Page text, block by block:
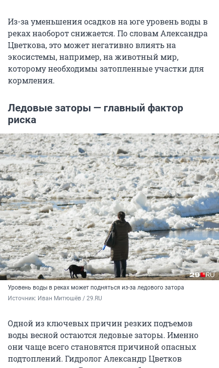
Из-за уменьшения осадков на юге уровень воды в
реках наоборот снижается. По словам Александра
Цветкова, это может негативно влиять на
экосистемы, например, на животный мир,
которому необходимы затопленные участки для
кормления.
Ледовые заторы — главный фактор
риска
Уровень воды в реках может подняться из-за ледового затора
Источник: Иван Митюшёв / 29.RU
Одной из ключевых причин резких подъемов
воды весной остаются ледовые заторы. Именно
они чаще всего становятся причиной опасных
подтоплений. Гидролог Александр Цветков